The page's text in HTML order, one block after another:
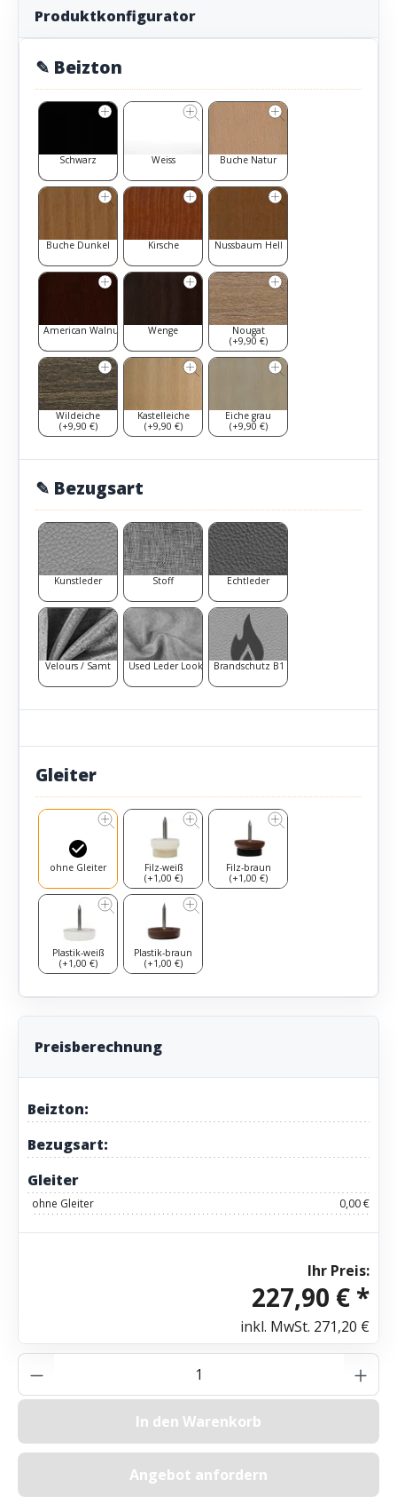
Produktkonfigurator
✎ Beizton
Schwarz Weiss Buche Natur
Buche Dunkel Kirsche Nussbaum Hell
American Walnut Wenge
Nougat
(+9,90 €)
Wildeiche
(+9,90 €)
Kastelleiche
(+9,90 €)
Eiche grau
(+9,90 €)
✎ Bezugsart
Kunstleder Stoff Echtleder
Velours / Samt Used Leder Look Brandschutz B1
Gleiter
ohne Gleiter
Filz-weiß
(+1,00 €)
Filz-braun
(+1,00 €)
Plastik-weiß
(+1,00 €)
Plastik-braun
(+1,00 €)
Preisberechnung
Beizton:
Bezugsart:
Gleiter
ohne Gleiter 0,00 €
Ihr Preis:
227,90 € *
inkl. MwSt. 271,20 €
Produkt Anzahl: Gib den gewünschten
In den Warenkorb
Angebot anfordern